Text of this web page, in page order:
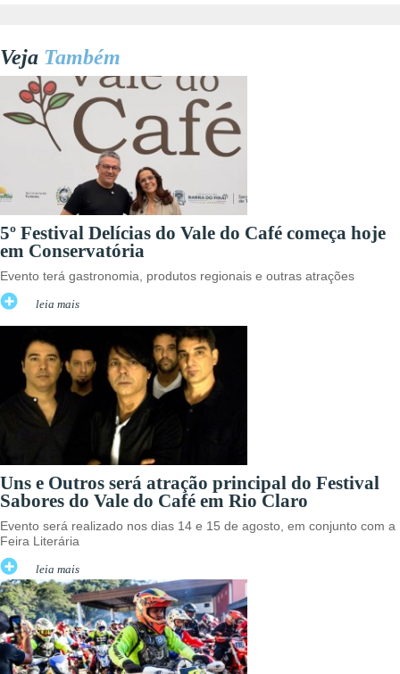
Veja Também
5º Festival Delícias do Vale do Café começa hoje
em Conservatória
Evento terá gastronomia, produtos regionais e outras atrações
leia mais
Uns e Outros será atração principal do Festival
Sabores do Vale do Café em Rio Claro
Evento será realizado nos dias 14 e 15 de agosto, em conjunto com a
Feira Literária
leia mais